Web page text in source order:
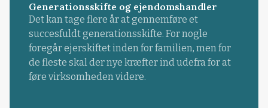
Generationsskifte og ejendomshandler
Det kan tage flere år at gennemføre et
succesfuldt generationsskifte. For nogle
foregår ejerskiftet inden for familien, men for
de fleste skal der nye kræfter ind udefra for at
føre virksomheden videre.